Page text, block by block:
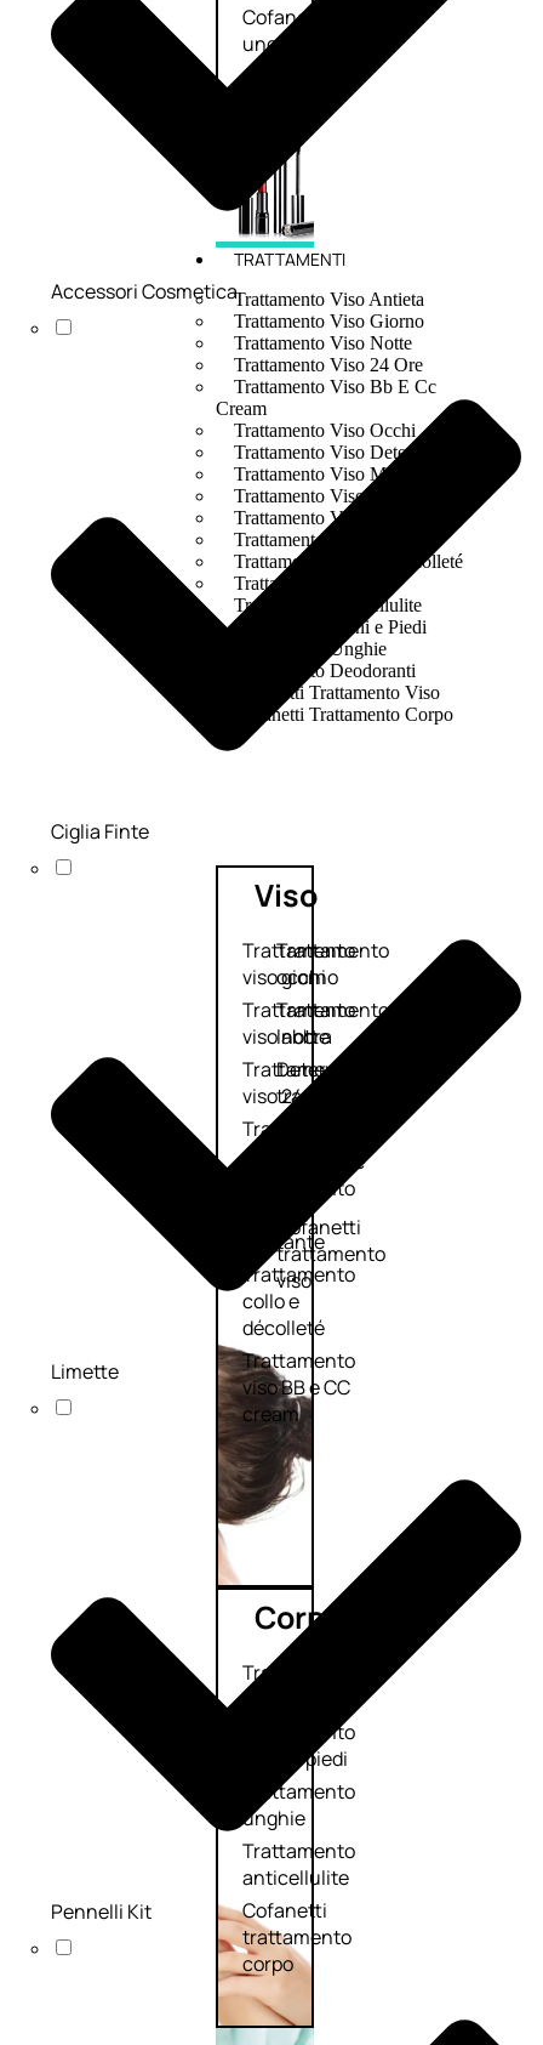
Cofanetti
unghie
TRATTAMENTI
Trattamento Viso Antieta
Trattamento Viso Giorno
Trattamento Viso Notte
Trattamento Viso 24 Ore
Trattamento Viso Bb E Cc
Cream
Trattamento Viso Occhi
Trattamento Viso Detergenza
Trattamento Viso Maschere
Trattamento Viso Idratante
Trattamento Viso Labbra
Trattamento Viso Sieri
Trattamento Collo e Decolleté
Trattamento Corpo
Trattamento Anticellulite
Trattamento Mani e Piedi
Trattamento Unghie
Trattamento Deodoranti
Cofanetti Trattamento Viso
Cofanetti Trattamento Corpo
Viso
Trattamento
viso giorno
Trattamento
viso notte
Trattamento
viso 24 ore
Trattamento
viso antietà
Trattamento
idratante
Trattamento
collo e
décolleté
Trattamento
viso BB e CC
cream
Trattamento
occhi
Trattamento
labbra
Detergenti
trattanti
Maschere
Cofanetti
trattamento
viso
Corpo
Trattamento
corpo
Trattamento
mani e piedi
Trattamento
unghie
Trattamento
anticellulite
Cofanetti
trattamento
corpo
Accessori Cosmetica
Ciglia Finte
Limette
Pennelli Kit